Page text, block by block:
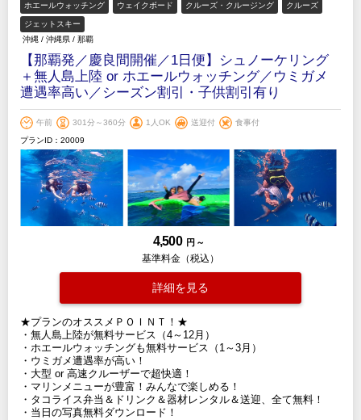
ホエールウォッチング ウェイクボード クルーズ・クルージング クルーズ
ジェットスキー
沖縄 / 沖縄県 / 那覇
【那覇発／慶良間開催／1日便】シュノーケリング
＋無人島上陸 or ホエールウォッチング／ウミガメ
遭遇率高い／シーズン割引・子供割引有り
午前 301分～360分 1人OK 送迎付
食事付
プランID：20009
4,500 円 ～
基準料金（税込）
詳細を見る
★プランのオススメＰＯＩＮＴ！★
・無人島上陸が無料サービス（4～12月）
・ホエールウォッチングも無料サービス（1～3月）
・ウミガメ遭遇率が高い！
・大型 or 高速クルーザーで超快適！
・マリンメニューが豊富！みんなで楽しめる！
・タコライス弁当＆ドリンク＆器材レンタル＆送迎、全て無料！
・当日の写真無料ダウンロード！